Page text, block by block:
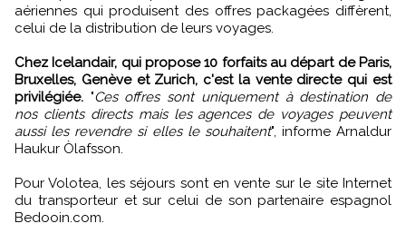
aériennes qui produisent des offres packagées diffèrent,
celui de la distribution de leurs voyages.
Chez Icelandair, qui propose 10 forfaits au départ de Paris,
Bruxelles, Genève et Zurich, c'est la vente directe qui est
privilégiée. "Ces offres sont uniquement à destination de
nos clients directs mais les agences de voyages peuvent
aussi les revendre si elles le souhaitent", informe Arnaldur
Haukur Òlafsson.
Pour Volotea, les séjours sont en vente sur le site Internet
du transporteur et sur celui de son partenaire espagnol
Bedooin.com.